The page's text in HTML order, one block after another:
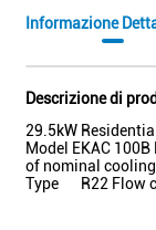
Informazione
Descrizione di
29.5kW
Model EKAC
of nominal
Type R22 Flow